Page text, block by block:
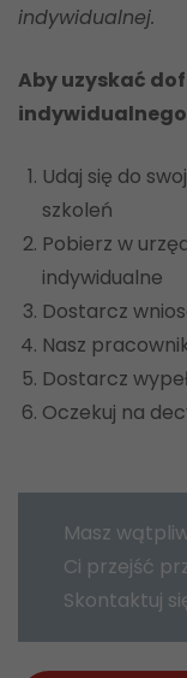
indywidualnej.
Aby uzyskać
Udaj się do
szkoleń
Pobierz w
indywidualne
Dostarcz
Nasz
Dostarcz
Oczekuj na
Masz
Ci przejść
Skontaktuj